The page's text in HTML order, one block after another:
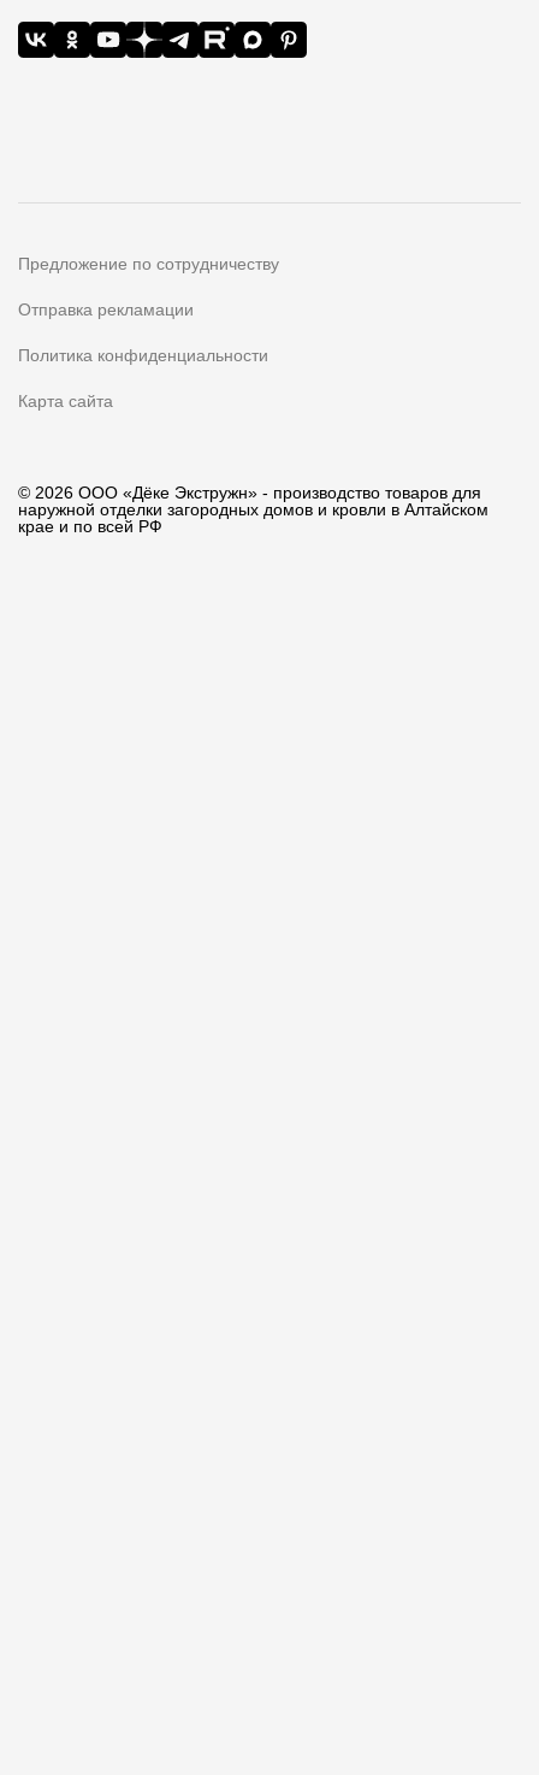
Предложение по сотрудничеству
Отправка рекламации
Политика конфиденциальности
Карта сайта
© 2026 ООО «Дёке Экстружн» - производство товаров для
наружной отделки загородных домов и кровли в Алтайском
крае и по всей РФ